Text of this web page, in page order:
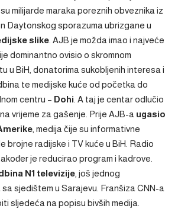
milijarde maraka poreznih obveznika iz
Daytonskog sporazuma ubrizgane u
slike . AJB je možda imao i najveće
dominantno ovisio o skromnom
u BiH, donatorima sukobljenih interesa i
te medijske kuće od početka do
centru – Dohi . A taj je centar odlučio
vrijeme za gašenje. Prije AJB-a ugasio
, medija čije su informativne
brojne radijske i TV kuće u BiH. Radio
je reducirao program i kadrove.
N1 televizije , još jednog
sjedištem u Sarajevu. Franšiza CNN-a
sljedeća na popisu bivših medija.